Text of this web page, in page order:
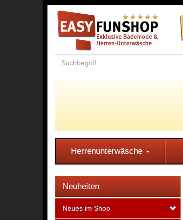
Herrenunterwäsche
Neuheiten
Neues im Shop